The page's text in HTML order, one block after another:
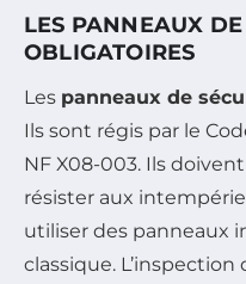
LES PANNEAUX DE
OBLIGATOIRES
Les panneaux de
Ils sont régis par le
NF X08-003. Ils
résister aux
utiliser des panneaux
classique. L’inspection